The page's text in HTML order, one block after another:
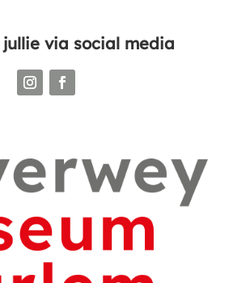
via social media